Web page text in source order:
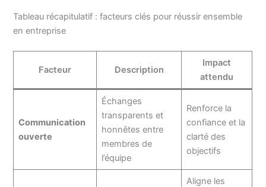
Tableau récapitulatif : facteurs clés pour réussir ensemble
en entreprise
Facteur Description
Impact
attendu
Communication
ouverte
Échanges
transparents et
honnêtes entre
membres de
l’équipe
Renforce la
confiance et la
clarté des
objectifs
Aligne les